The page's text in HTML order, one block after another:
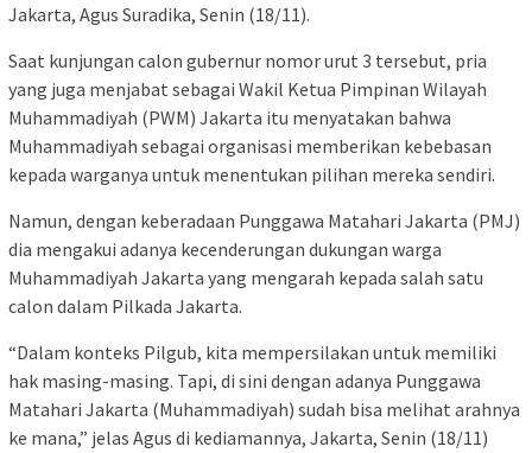
Jakarta, Agus Suradika, Senin (18/11).
Saat kunjungan calon gubernur nomor urut 3 tersebut, pria
yang juga menjabat sebagai Wakil Ketua Pimpinan Wilayah
Muhammadiyah (PWM) Jakarta itu menyatakan bahwa
Muhammadiyah sebagai organisasi memberikan kebebasan
kepada warganya untuk menentukan pilihan mereka sendiri.
Namun, dengan keberadaan Punggawa Matahari Jakarta (PMJ)
dia mengakui adanya kecenderungan dukungan warga
Muhammadiyah Jakarta yang mengarah kepada salah satu
calon dalam Pilkada Jakarta.
“Dalam konteks Pilgub, kita mempersilakan untuk memiliki
hak masing-masing. Tapi, di sini dengan adanya Punggawa
Matahari Jakarta (Muhammadiyah) sudah bisa melihat arahnya
ke mana,” jelas Agus di kediamannya, Jakarta, Senin (18/11)